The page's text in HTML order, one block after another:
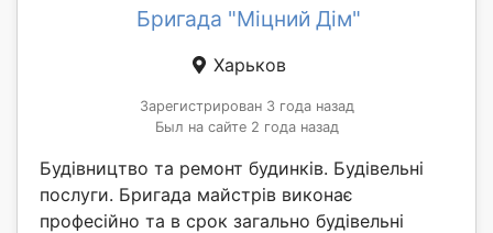
Бригада "Міцний Дім"
Харьков
Зарегистрирован 3 года назад
Был на сайте 2 года назад
Будівництво та ремонт будинків. Будівельні
послуги. Бригада майстрів виконає
професійно та в срок загально будівельні